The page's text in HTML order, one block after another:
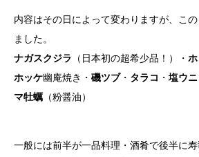
内容はその日によって変わりますが、こ
ました。
ナガスクジラ （日本初の超希少品！）・
ホッケ幽庵焼き・ 磯ツブ・ タラコ ・ 塩ウニ
マ牡蠣 （粉醤油）
一般には前半が一品料理・酒肴で後半に寿